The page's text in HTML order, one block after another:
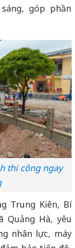
góp phần
thi công ngay
Trung Kiên, Bí
Quảng Hà, yêu
nhân lực, máy